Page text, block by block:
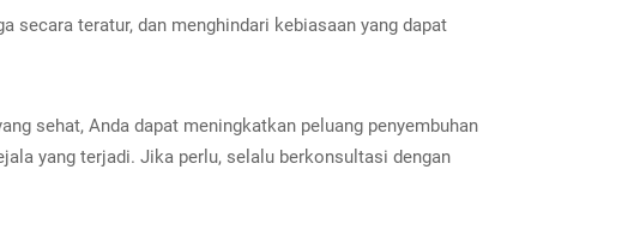
secara teratur, dan menghindari kebiasaan yang dapat
sehat, Anda dapat meningkatkan peluang penyembuhan
yang terjadi. Jika perlu, selalu berkonsultasi dengan